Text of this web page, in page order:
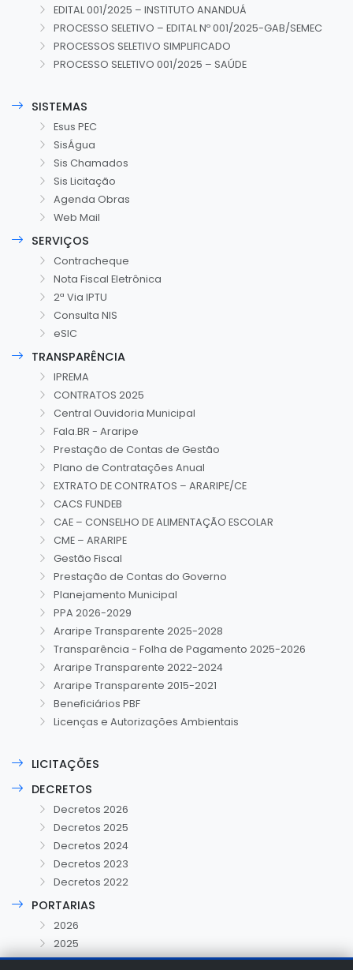
EDITAL 001/2025 – INSTITUTO ANANDUÁ
PROCESSO SELETIVO – EDITAL Nº 001/2025-GAB/SEMEC
PROCESSOS SELETIVO SIMPLIFICADO
PROCESSO SELETIVO 001/2025 – SAÚDE
SISTEMAS
Esus PEC
SisÁgua
Sis Chamados
Sis Licitação
Agenda Obras
Web Mail
SERVIÇOS
Contracheque
Nota Fiscal Eletrônica
2ª Via IPTU
Consulta NIS
eSIC
TRANSPARÊNCIA
IPREMA
CONTRATOS 2025
Central Ouvidoria Municipal
Fala.BR - Araripe
Prestação de Contas de Gestão
Plano de Contratações Anual
EXTRATO DE CONTRATOS – ARARIPE/CE
CACS FUNDEB
CAE – CONSELHO DE ALIMENTAÇÃO ESCOLAR
CME – ARARIPE
Gestão Fiscal
Prestação de Contas do Governo
Planejamento Municipal
PPA 2026-2029
Araripe Transparente 2025-2028
Transparência - Folha de Pagamento 2025-2026
Araripe Transparente 2022-2024
Araripe Transparente 2015-2021
Beneficiários PBF
Licenças e Autorizações Ambientais
LICITAÇÕES
DECRETOS
Decretos 2026
Decretos 2025
Decretos 2024
Decretos 2023
Decretos 2022
PORTARIAS
2026
2025